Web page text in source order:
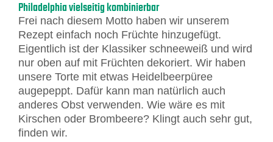
Philadelphia vielseitig kombinierbar
Frei nach diesem Motto haben wir unserem
Rezept einfach noch Früchte hinzugefügt.
Eigentlich ist der Klassiker schneeweiß und wird
nur oben auf mit Früchten dekoriert. Wir haben
unsere Torte mit etwas Heidelbeerpüree
augepeppt. Dafür kann man natürlich auch
anderes Obst verwenden. Wie wäre es mit
Kirschen oder Brombeere? Klingt auch sehr gut,
finden wir.